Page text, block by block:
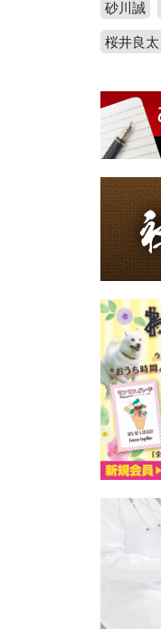
砂川誠
桜井良太